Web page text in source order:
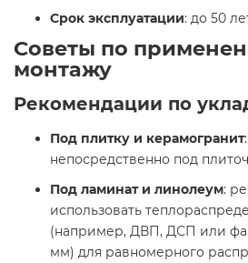
Срок эксплуатации: до 50
Советы по
монтажу
Рекомендации по
Под плитку и керамогранит
непосредственно под
Под ламинат и линолеум:
использовать
(например, ДВП, ДСП или
мм) для равномерного